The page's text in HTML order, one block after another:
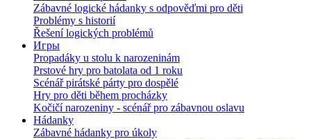
Zábavné logické hádanky s odpověďmi pro děti
Problémy s historií
Řešení logických problémů
Игры
Propadáky u stolu k narozeninám
Prstové hry pro batolata od 1 roku
Scénář pirátské párty pro dospělé
Hry pro děti během procházky
Kočičí narozeniny - scénář pro zábavnou oslavu
Hádanky
Zábavné hádanky pro úkoly